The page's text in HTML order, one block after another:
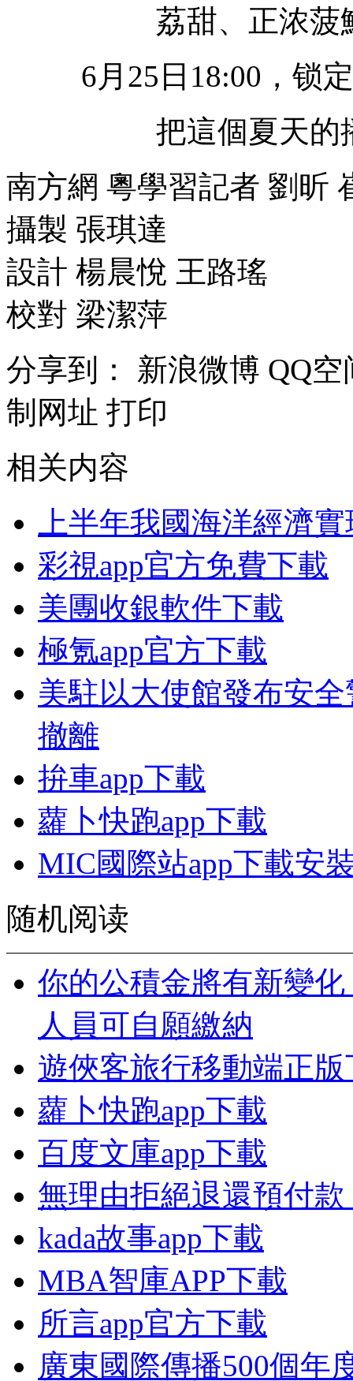
荔甜、正浓菠
6月25日18:00，锁
把這個夏天的
南方網 粵學習記者 劉昕
攝製 張琪達
設計 楊晨悅 王路瑤
校對 梁潔萍
分享到：
新浪微博 QQ空
制网址 打印
相关内容
上半年我國海洋經濟
彩視app官方免費下載
美團收銀軟件下載
極氪app官方下載
美駐以大使館發布安
撤離
拚車app下載
蘿卜快跑app下載
MIC國際站app下載安
随机阅读
你的公積金將有新變
人員可自願繳納
遊俠客旅行移動端正版
蘿卜快跑app下載
百度文庫app下載
無理由拒絕退還預付
kada故事app下載
MBA智庫APP下載
所言app官方下載
廣東國際傳播500個年